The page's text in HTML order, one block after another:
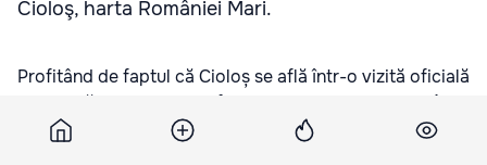
Cioloş, harta României Mari.
Profitând de faptul că Cioloș se află într-o vizită oficială
la Chișinău, Ghimpu i-a oferit un cadou – harta României
Mari.